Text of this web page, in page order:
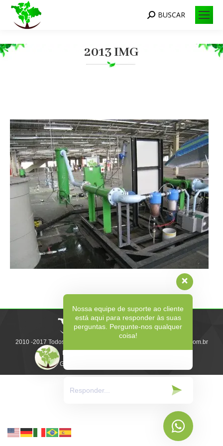
Search:
BUSCAR
2013 IMG
Você está aqui:
2010 -2017 Todos os direitos reservados | www.gb-ecosolutions.com.br
Gerenciado pela:
Nossa equipe de suporte ao cliente
está aqui para responder às suas
perguntas. Pergunte-nos qualquer
coisa!